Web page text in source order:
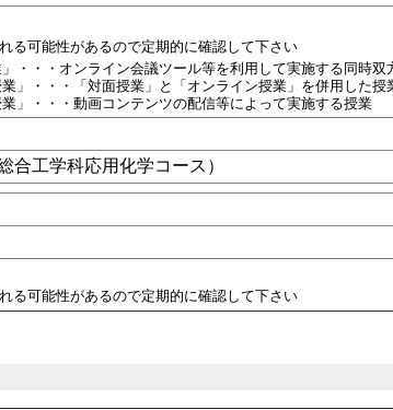
る可能性があるので定期的に確認して下さい
」・・・オンライン会議ツール等を利用して実施する同時双
業」・・・「対面授業」と「オンライン授業」を併用した授
業」・・・動画コンテンツの配信等によって実施する授業
合工学科応用化学コース）
る可能性があるので定期的に確認して下さい